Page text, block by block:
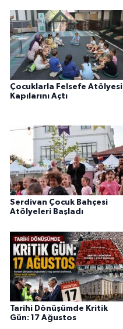
Çocuklarla Felsefe Atölyesi
Kapılarını Açtı
Serdivan Çocuk Bahçesi
Atölyeleri Başladı
Tarihi Dönüşümde Kritik
Gün: 17 Ağustos